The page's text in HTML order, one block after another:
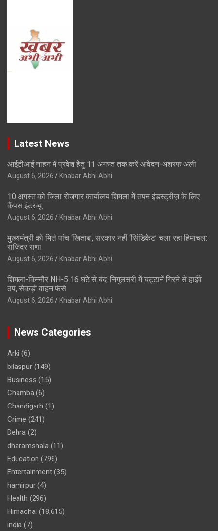
Latest News
आईटीआई नाहन में प्रवेश हेतु 11 अगस्त तक करें आवेदन-अशरफ अली
August 6, 2026 Khabar Abhi Abhi
10 अगस्त को जिला रोजगार कार्यालय शिमला में तपन इंडस्ट्रीज़ के लिए
कैंपस इंटरव्यू
August 6, 2026 Khabar Abhi Abhi
मुख्यमंत्री को मिले पांच ‘खिताब’, सरकार नहीं ‘सिंडिकेट’ चला रहा हिमाचल:
राजिंदर राणा
August 6, 2026 Khabar Abhi Abhi
शिमला-किन्नौर NH-5 16 घंटे से बंद: निगुलसरी में चट्टानें गिरने से हाईवे
ठप, सैकड़ों वाहन फंसे
August 6, 2026 Khabar Abhi Abhi
News Categories
Arki (6)
bilaspur (149)
Business (15)
Chamba (6)
Chandigarh (1)
Crime (241)
Dehra (2)
dharamshala (11)
Education (796)
Entertainment (35)
hamirpur (4)
Health (296)
Himachal (18,615)
india (7)